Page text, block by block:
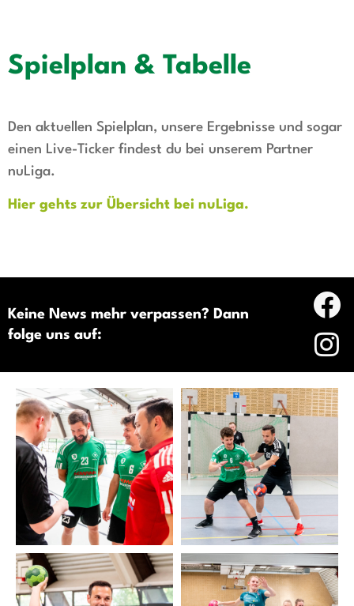
Spielplan & Tabelle
Den aktuellen Spielplan, unsere Ergebnisse und sogar
einen Live-Ticker findest du bei unserem Partner
nuLiga.
Hier gehts zur Übersicht bei nuLiga.
Keine News mehr verpassen? Dann
folge uns auf: